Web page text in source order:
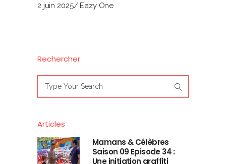
2 juin 2025 Eazy One
Rechercher
for:
Articles
Mamans & Célèbres
Saison 09 Episode 34 :
Une initiation graffiti